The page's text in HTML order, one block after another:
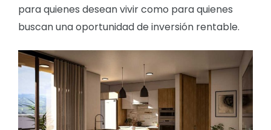
para quienes desean vivir como para quienes
buscan una oportunidad de inversión rentable.